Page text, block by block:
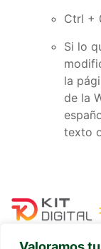
Ctrl +
Si lo
la
de la
texto